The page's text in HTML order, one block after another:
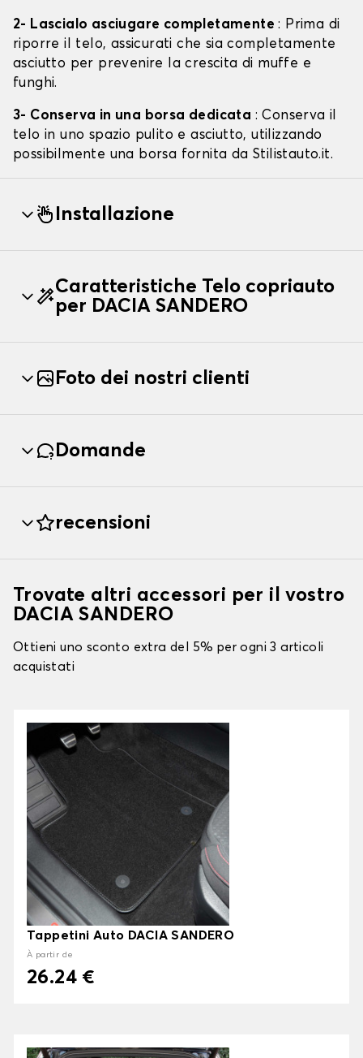
2- Lascialo asciugare completamente: Prima di
riporre il telo, assicurati che sia completamente
asciutto per prevenire la crescita di muffe e
funghi.
3- Conserva in una borsa dedicata : Conserva il
telo in uno spazio pulito e asciutto, utilizzando
possibilmente una borsa fornita da Stilistauto.it.
Installazione
Caratteristiche Telo copriauto
per DACIA SANDERO
Foto dei nostri clienti
Domande
recensioni
Trovate altri accessori per il vostro
DACIA SANDERO
Ottieni uno sconto extra del 5% per ogni 3 articoli
acquistati
Tappetini Auto DACIA SANDERO
À partir de
26.24 €